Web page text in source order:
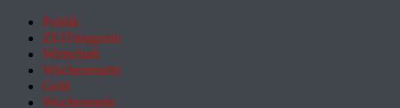
Politik
ZEITmagazin
Wirtschaft
Wochenmarkt
Geld
Wochenende